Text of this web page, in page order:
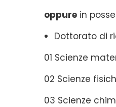
oppure in
Dottorato di
01 Scienze
02 Scienze
03 Scienze